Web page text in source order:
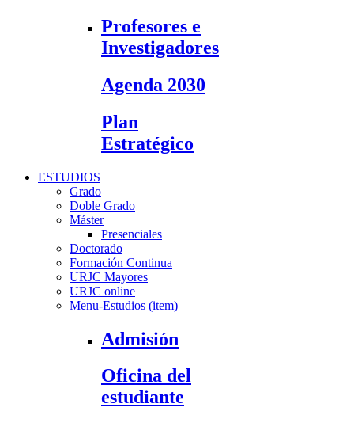
Profesores e
Investigadores
Agenda 2030
Plan
Estratégico
ESTUDIOS
Grado
Doble Grado
Máster
Presenciales
Doctorado
Formación Continua
URJC Mayores
URJC online
Menu-Estudios (item)
Admisión
Oficina del
estudiante